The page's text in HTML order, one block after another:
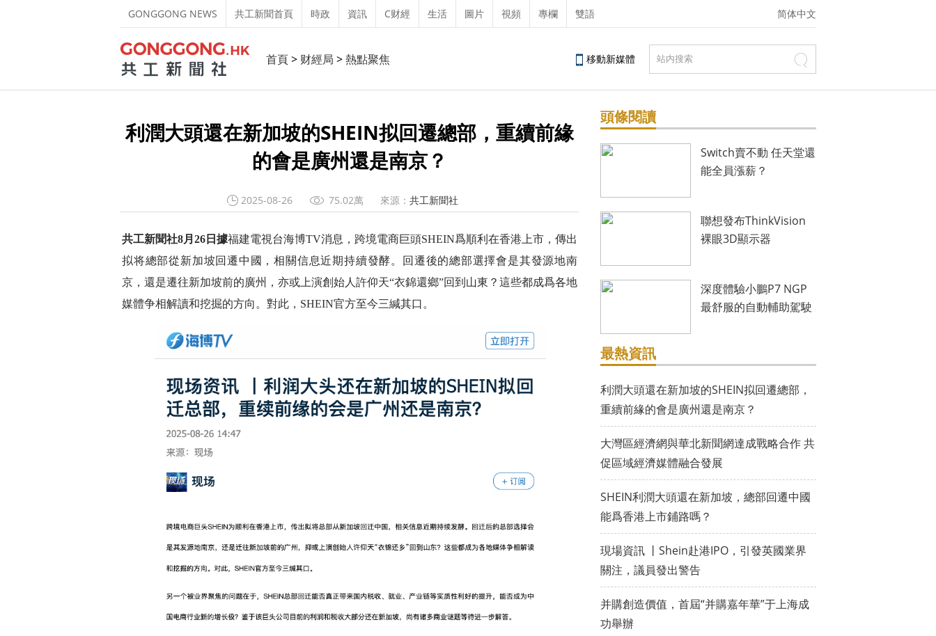
GONGGONG NEWS 共工新聞首頁 時政 資訊 C财經 生活 圖片 視頻 專欄 雙語 简体中文
首頁> 财經局 >熱點聚焦 移動新媒體
利潤大頭還在新加坡的SHEIN拟回遷總部，重續前緣
的會是廣州還是南京？
2025-08-26 75.02萬 來源： 共工新聞社
共工新聞社8月26日據福建電視台海博TV消息，跨境電商巨頭SHEIN爲順利在香港上市，傳出
拟将總部從新加坡回遷中國，相關信息近期持續發酵。回遷後的總部選擇會是其發源地南
京，還是遷往新加坡前的廣州，亦或上演創始人許仰天“衣錦還鄉”回到山東？這些都成爲各地
媒體争相解讀和挖掘的方向。對此，SHEIN官方至今三緘其口。
頭條閱讀
Switch賣不動 任天堂還
能全員漲薪？
聯想發布ThinkVision
裸眼3D顯示器
深度體驗小鵬P7 NGP
最舒服的自動輔助駕駛
最熱資訊
利潤大頭還在新加坡的SHEIN拟回遷總部，
重續前緣的會是廣州還是南京？
大灣區經濟網與華北新聞網達成戰略合作 共
促區域經濟媒體融合發展
SHEIN利潤大頭還在新加坡，總部回遷中國
能爲香港上市鋪路嗎？
現場資訊 丨Shein赴港IPO，引發英國業界
關注，議員發出警告
并購創造價值，首屆“并購嘉年華”于上海成
功舉辦